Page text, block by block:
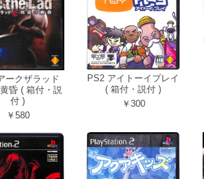
ークザラッド
昏 ( 箱付・説
付 )
￥580
PS2 アイトーイプレイ
( 箱付・説付 )
￥300